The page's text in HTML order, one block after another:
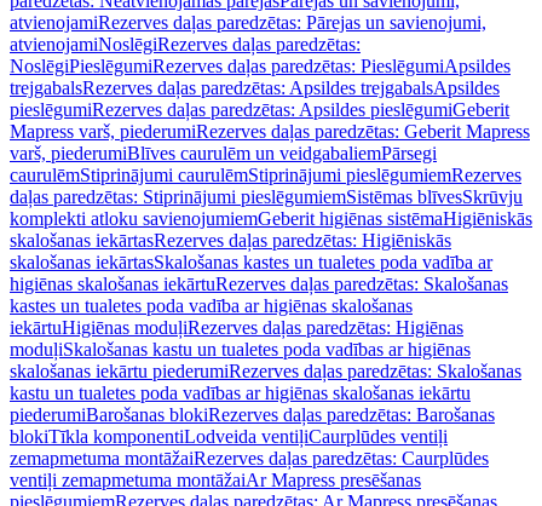
atvienojamiRezerves daļas paredzētas: Pārejas un savienojumi,
atvienojamiNoslēgiRezerves daļas paredzētas:
NoslēgiPieslēgumiRezerves daļas paredzētas: PieslēgumiApsildes
trejgabalsRezerves daļas paredzētas: Apsildes trejgabalsApsildes
pieslēgumiRezerves daļas paredzētas: Apsildes pieslēgumiGeberit
Mapress varš, piederumiRezerves daļas paredzētas: Geberit Mapress
varš, piederumiBlīves caurulēm un veidgabaliemPārsegi
caurulēmStiprinājumi caurulēmStiprinājumi pieslēgumiemRezerves
daļas paredzētas: Stiprinājumi pieslēgumiemSistēmas blīvesSkrūvju
komplekti atloku savienojumiemGeberit higiēnas sistēmaHigiēniskās
skalošanas iekārtasRezerves daļas paredzētas: Higiēniskās
skalošanas iekārtasSkalošanas kastes un tualetes poda vadība ar
higiēnas skalošanas iekārtuRezerves daļas paredzētas: Skalošanas
kastes un tualetes poda vadība ar higiēnas skalošanas
iekārtuHigiēnas moduļiRezerves daļas paredzētas: Higiēnas
moduļiSkalošanas kastu un tualetes poda vadības ar higiēnas
skalošanas iekārtu piederumiRezerves daļas paredzētas: Skalošanas
kastu un tualetes poda vadības ar higiēnas skalošanas iekārtu
piederumiBarošanas blokiRezerves daļas paredzētas: Barošanas
blokiTīkla komponentiLodveida ventiļiCaurplūdes ventiļi
zemapmetuma montāžaiRezerves daļas paredzētas: Caurplūdes
ventiļi zemapmetuma montāžaiAr Mapress presēšanas
pieslēgumiemRezerves daļas paredzētas: Ar Mapress presēšanas